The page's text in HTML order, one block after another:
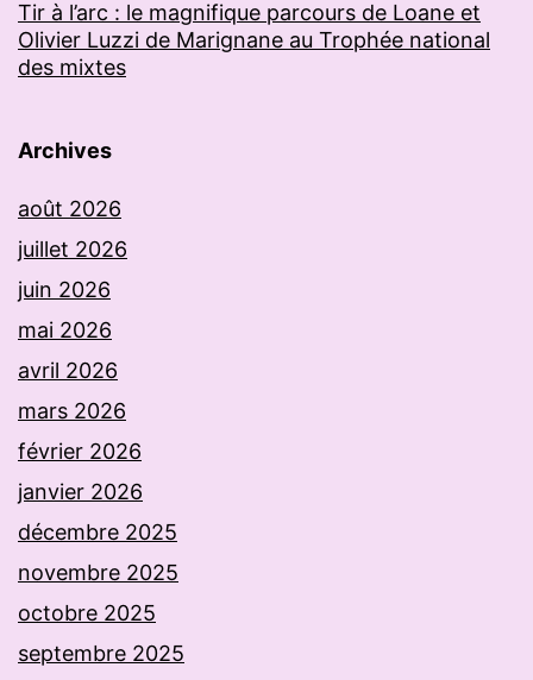
Tir à l’arc : le magnifique parcours de Loane et
Olivier Luzzi de Marignane au Trophée national
des mixtes
Archives
août 2026
juillet 2026
juin 2026
mai 2026
avril 2026
mars 2026
février 2026
janvier 2026
décembre 2025
novembre 2025
octobre 2025
septembre 2025